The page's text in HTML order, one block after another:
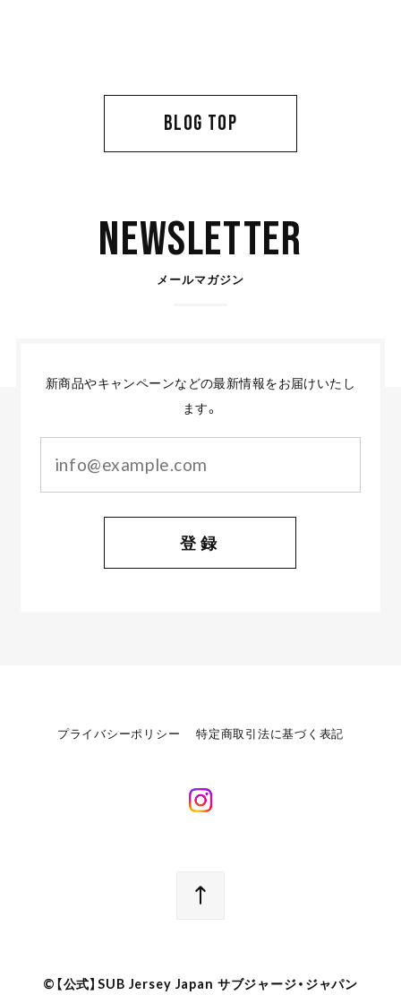
BLOG TOP
Newsletter
メールマガジン
新商品やキャンペーンなどの最新情報をお届けいたし
ます。
登録
プライバシーポリシー 特定商取引法に基づく表記
©︎【公式】SUB Jersey Japan サブジャージ・ジャパン